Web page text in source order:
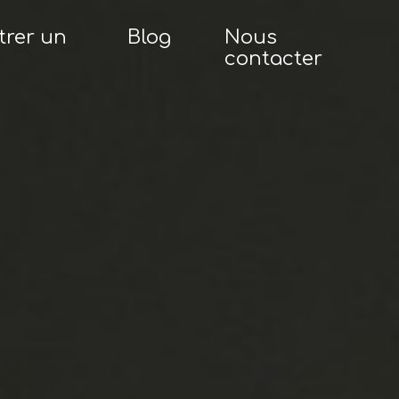
un Blog
Nous
contacter